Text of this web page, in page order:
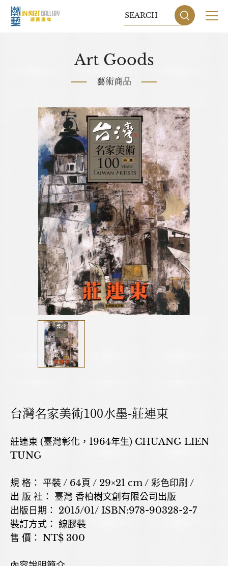
藝術商品
收藏交流
網站地圖 隱私權政策
DESIGNBY GRNET
Art Goods
藝術商品
台灣名家美術100水墨-莊連東
莊連東 (臺灣彰化，1964年生) CHUANG LIEN
TUNG
規 格： 平裝 / 64頁 / 29×21 cm / 彩色印刷 /
出 版 社： 臺灣 香柏樹文創有限公司出版
出版日期： 2015/01/ ISBN:978-90328-2-7
裝訂方式： 線膠裝
售 價： NT$ 300